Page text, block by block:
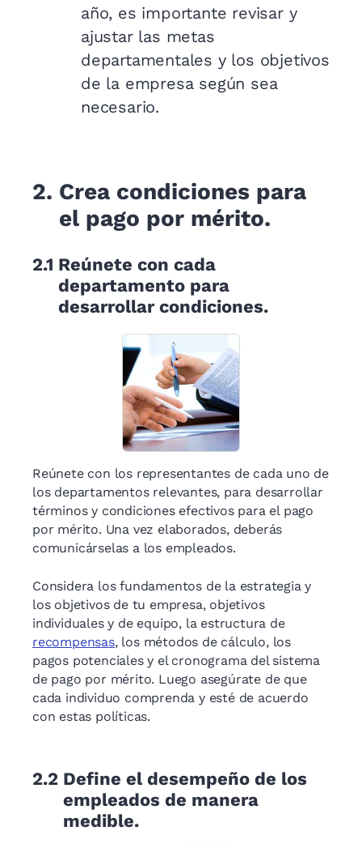
año, es importante revisar y
ajustar las metas
departamentales y los objetivos
de la empresa según sea
necesario.
2. Crea condiciones para
el pago por mérito.
2.1 Reúnete con cada
departamento para
desarrollar condiciones.
Reúnete con los representantes de cada uno de
los departamentos relevantes, para desarrollar
términos y condiciones efectivos para el pago
por mérito. Una vez elaborados, deberás
comunicárselas a los empleados.
Considera los fundamentos de la estrategia y
los objetivos de tu empresa, objetivos
individuales y de equipo, la estructura de
recompensas, los métodos de cálculo, los
pagos potenciales y el cronograma del sistema
de pago por mérito. Luego asegúrate de que
cada individuo comprenda y esté de acuerdo
con estas políticas.
2.2 Define el desempeño de los
empleados de manera
medible.